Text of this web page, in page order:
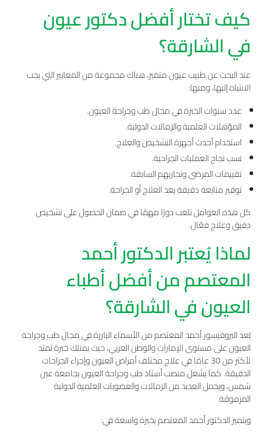
كيف تختار أفضل دكتور عيون
في الشارقة؟
عند البحث عن طبيب عيون متميز، هناك مجموعة من المعايير التي يجب
الانتباه إليها، ومنها:
عدد سنوات الخبرة في مجال طب وجراحة العيون.
المؤهلات العلمية والزمالات الدولية.
استخدام أحدث أجهزة التشخيص والعلاج.
نسب نجاح العمليات الجراحية.
تقييمات المرضى وتجاربهم السابقة.
توفير متابعة دقيقة بعد العلاج أو الجراحة.
كل هذه العوامل تلعب دورًا مهمًا في ضمان الحصول على تشخيص
دقيق وعلاج فعّال.
لماذا يُعتبر الدكتور أحمد
المعتصم من أفضل أطباء
العيون في الشارقة؟
يُعد البروفيسور أحمد المعتصم من الأسماء البارزة في مجال طب وجراحة
العيون على مستوى الإمارات والوطن العربي، حيث يمتلك خبرة تمتد
لأكثر من 30 عامًا في علاج مختلف أمراض العيون وإجراء الجراحات
الدقيقة. كما يشغل منصب أستاذ طب وجراحة العيون بجامعة عين
شمس، ويحمل العديد من الزمالات والعضويات العلمية الدولية
المرموقة.
ويتميز الدكتور أحمد المعتصم بخبرة واسعة في: